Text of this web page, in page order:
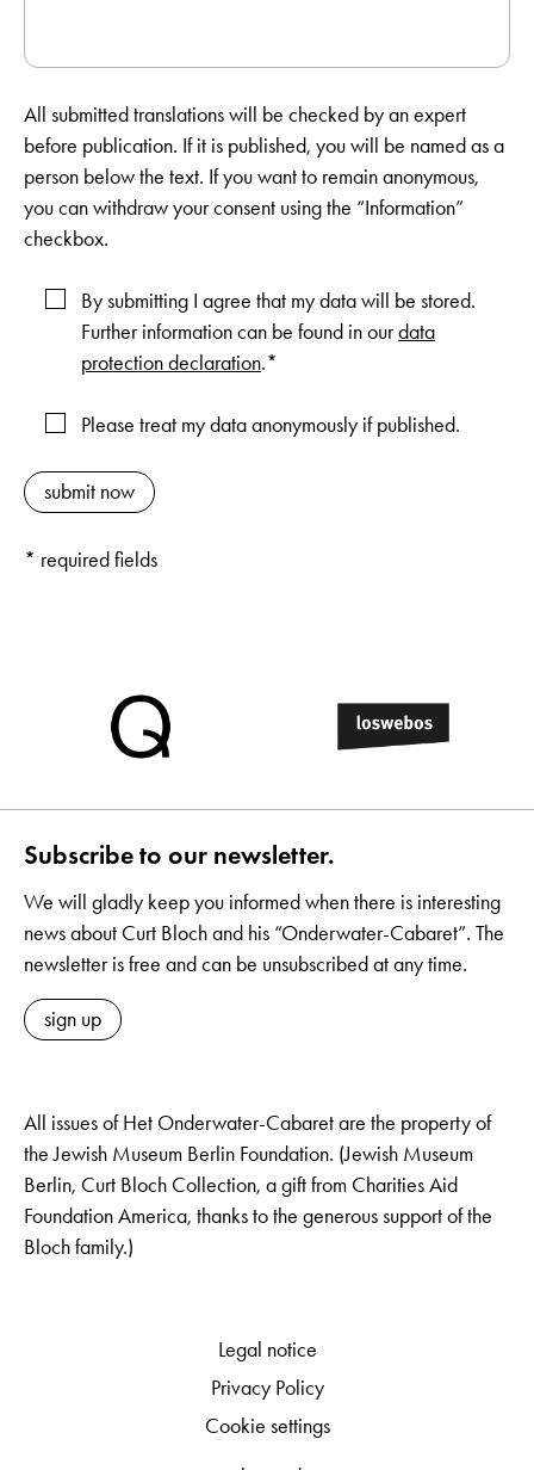
All submitted translations will be checked by an expert
before publication. If it is published, you will be named as a
person below the text. If you want to remain anonymous,
you can withdraw your consent using the “Information”
checkbox.
By submitting I agree that my data will be stored.
Further information can be found in ourdata
protection declaration.*
Please treat my data anonymously if published.
* required fields
Subscribe to our newsletter.
We will gladly keep you informed when there is interesting
news about Curt Bloch and his “Onderwater-Cabaret”. The
newsletter is free and can be unsubscribed at any time.
sign up
All issues of Het Onderwater-Cabaret are the property of
the Jewish Museum Berlin Foundation. (Jewish Museum
Berlin, Curt Bloch Collection, a gift from Charities Aid
Foundation America, thanks to the generous support of the
Bloch family.)
Legal notice
Privacy Policy
Cookie settings